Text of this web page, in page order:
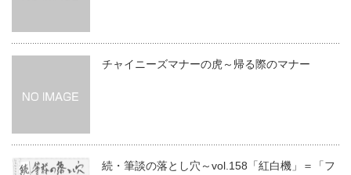
チャイニーズマナーの虎～帰る際のマナー
続・筆談の落とし穴～vol.158「紅白機」＝「フ